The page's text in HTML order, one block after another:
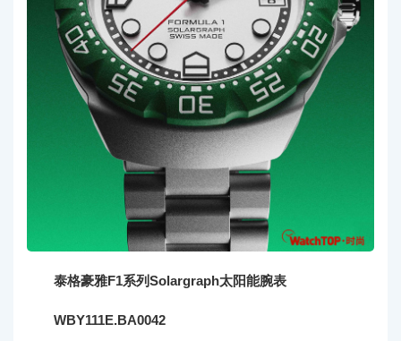
泰格豪雅F1系列Solargraph太阳能腕表
WBY111E.BA0042